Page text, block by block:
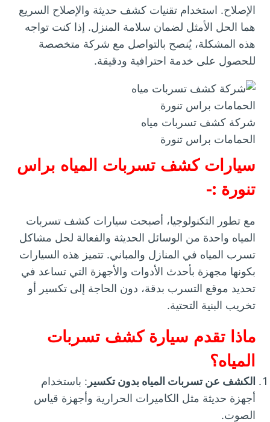
الإصلاح. استخدام تقنيات كشف حديثة والإصلاح السريع
هما الحل الأمثل لضمان سلامة المنزل. إذا كنت تواجه
هذه المشكلة، يُنصح بالتواصل مع شركة متخصصة
للحصول على خدمة احترافية ودقيقة.
شركة كشف تسربات مياه
الحمامات براس تنورة
سيارات كشف تسربات المياه براس
تنورة :-
مع تطور التكنولوجيا، أصبحت سيارات كشف تسربات
المياه واحدة من الوسائل الحديثة والفعالة لحل مشاكل
تسرب المياه في المنازل والمباني. تتميز هذه السيارات
بكونها مجهزة بأحدث الأدوات والأجهزة التي تساعد في
تحديد موقع التسرب بدقة، دون الحاجة إلى تكسير أو
تخريب البنية التحتية.
ماذا تقدم سيارة كشف تسربات
المياه؟
الكشف عن تسربات المياه بدون تكسير : باستخدام
أجهزة حديثة مثل الكاميرات الحرارية وأجهزة قياس
الصوت.